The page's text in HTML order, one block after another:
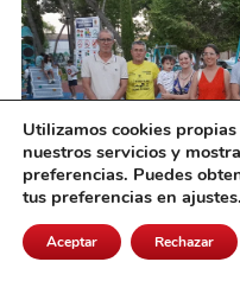
Campo de Criptana
Utilizamos cookies
nuestros servicios y
preferencias. Puedes
tus preferencias en ajustes.
Aceptar Rechazar